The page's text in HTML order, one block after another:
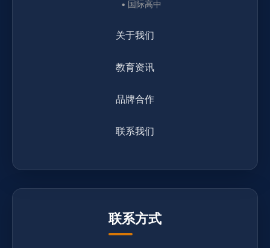
• 国际高中
关于我们
教育资讯
品牌合作
联系我们
联系方式